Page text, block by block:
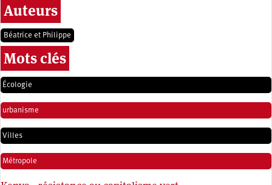
Auteurs
Béatrice et Philippe
Mots clés
Écologie
urbanisme
Villes
Métropole